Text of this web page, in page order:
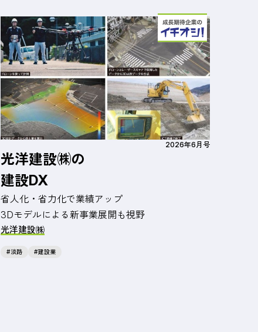
2026年6月号
光洋建設㈱の
建設DX
省人化・省力化で業績アップ
3Dモデルによる新事業展開も視野
光洋建設㈱
淡路 建設業